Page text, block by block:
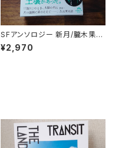
SFアンソロジー 新月/朧木果樹
園の軌跡
¥2,970